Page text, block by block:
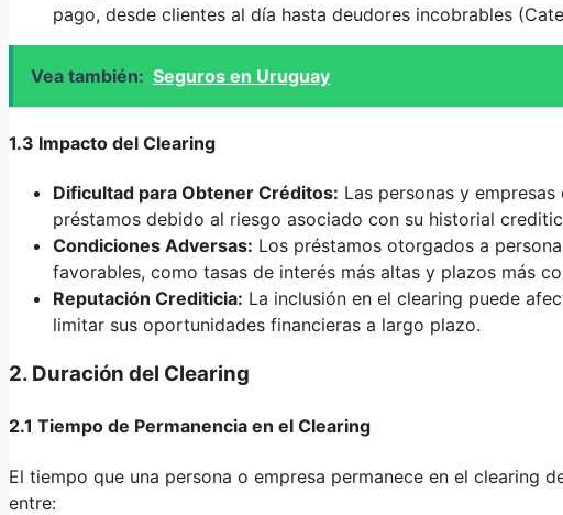
pago, desde clientes al día hasta deudores incobrables
Vea también: Seguros en Uruguay
1.3 Impacto del Clearing
Dificultad para Obtener Créditos: Las personas y
préstamos debido al riesgo asociado con su historial
Condiciones Adversas: Los préstamos otorgados a
favorables, como tasas de interés más altas y plazos más
Reputación Crediticia: La inclusión en el clearing puede
limitar sus oportunidades financieras a largo plazo.
2. Duración del Clearing
2.1 Tiempo de Permanencia en el Clearing
El tiempo que una persona o empresa permanece en el clearing
entre: